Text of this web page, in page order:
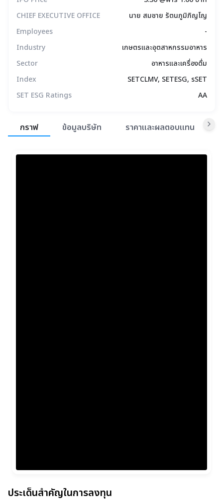
CHIEF EXECUTIVE OFFICE
นาย สมชาย รัตนภูมิภิญโญ
Employees
-
Industry
เกษตรและอุตสาหกรรมอาหาร
Sector
อาหารและเครื่องดื่ม
Index
SETCLMV, SETESG, sSET
SET ESG Ratings
AA
กราฟ
ข้อมูลบริษัท ราคาและผลตอบแทน
ประเด็นสำคัญในการลงทุน